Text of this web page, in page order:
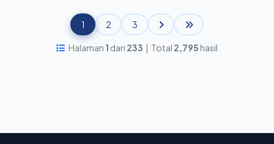
1 2 3
Halaman 1 dari 233 | Total 2,795 hasil